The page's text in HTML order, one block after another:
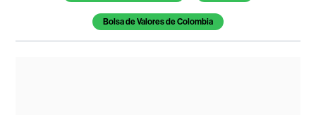
Bolsa de Valores de Colombia